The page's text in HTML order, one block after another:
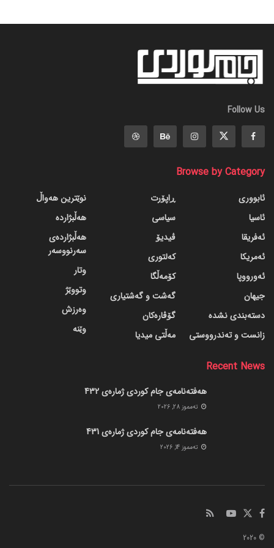
Follow Us
Browse by Category
ئابووری
ئاسیا
ئەفریقا
ئەمریکا
ئەورووپا
جیهان
دسته‌بندی نشده
زانست و تەندرووستی
ڕاپۆرت
سیاسی
ڤیدیۆ
کەلتوری
کۆمەڵگا
گه‌شت و گه‌شتیاری
گۆڤاره‌کان
مەڵتی میدیا
نوێترین هەواڵ
هەڵبژاردە
هەڵبژاردەی
سەرنووسەر
وتار
وتووێژ
وەرزش
وێنە
Recent News
هەفتەنامەی جام کوردی ژمارەی 432
ته‌مموز 28, 2026
هەفتەنامەی جام کوردی ژمارەی 431
ته‌مموز 14, 2026
© 2020